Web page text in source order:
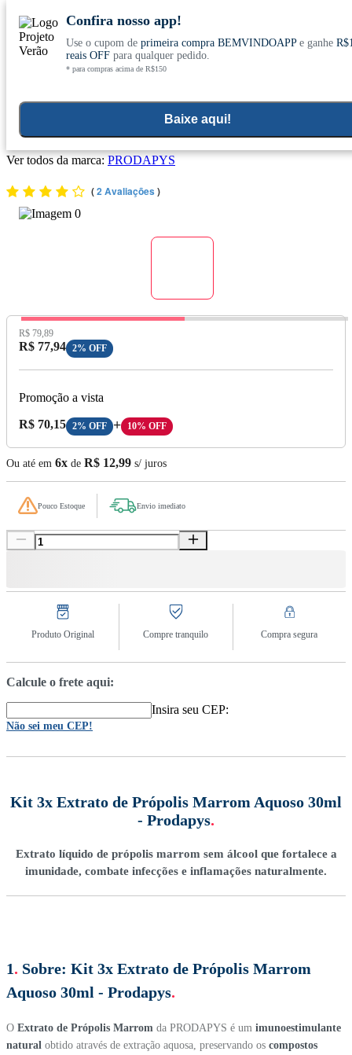
Conheça nosso site novo! E comemore com 0
Confira nosso app!
Use o cupom de primeira compra BEMVINDOAPPe ganhe
reais OFFpara qualquer pedido.
* para compras acima de R$150
Baixe aqui!
Kit 3x Extrato de Própolis Marrom Aquoso 30ml - Prodapys
Ver todos da marca: PRODAPYS
(2 Avaliações )
Preço Original:
R$ 79,89
Preço com Desconto:
R$ 77,94 2% OFF
Promoção a vista
Preço A Vista:
R$ 70,15 2% OFF + 10% OFF
Ou até em 6x de R$ 12,99 s/ juros
Pouco Estoque Envio imediato
Produto Original Compre tranquilo Compra segura
Calcule o frete aqui:
Insira seu CEP:
Não sei meu CEP!
Kit 3x Extrato de Própolis Marrom Aquoso 30ml
- Prodapys.
Extrato líquido de própolis marrom sem álcool que fortalece a
imunidade, combate infecções e inflamações naturalmente.
1. Sobre: Kit 3x Extrato de Própolis Marrom
Aquoso 30ml - Prodapys.
O Extrato de Própolis Marrom da PRODAPYS é um imunoestimulante
natural obtido através de extração aquosa, preservando os compostos